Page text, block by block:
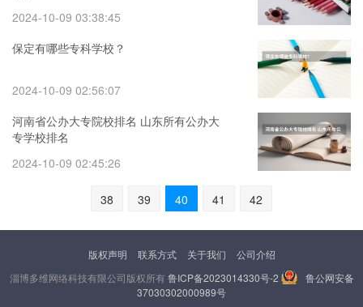
2024-10-09 03:38:45
保定有哪些专科学校？
2024-10-09 02:56:07
河南省公办大专院校排名 山东所有公办大
专学校排名
2024-10-09 02:45:26
38 39 40 41 42
版权声明 联系方式 关于我们
公司介绍
淄博多维网络科技有限公司版权所有鲁ICP备2023014330号-2
鲁公网安备
37030302000989号